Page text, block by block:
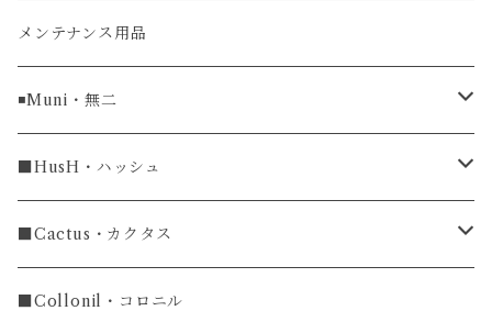
牛革
ラグ幅16mm
ラグ幅18mm
ラグ幅19mm
ラグ幅20mm
メンテナンス用品
◾️Muni・無二
長財布
長財布
ラウンドファスナー長財布
名刺入れ
小銭入れ
■HusH・ハッシュ
ラウンドファスナー
カードケース
■Cactus・カクタス
コインケース
■Collonil・コロニル